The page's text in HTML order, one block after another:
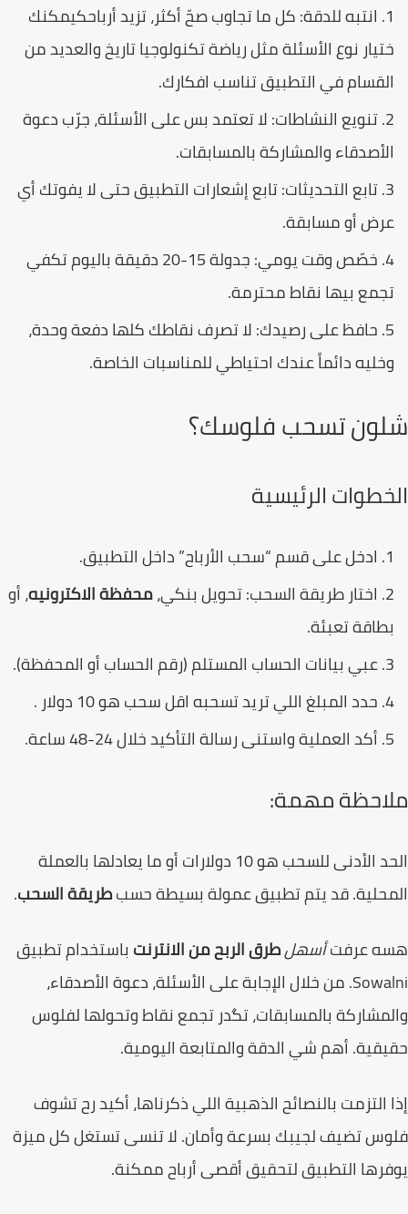
انتبه للدقة:كل ما تجاوب صحّ أكثر، تزيد أرباحكيمكنك
نوع الأسئلة مثل رياضة تكنولوجيا تاريخ والعديد من
في التطبيق تناسب افكارك.
تنويع النشاطات:لا تعتمد بس على الأسئلة، جرّب دعوة
والمشاركة بالمسابقات.
تابع التحديثات:تابع إشعارات التطبيق حتى لا يفوتك أي
أو مسابقة.
خصّص وقت يومي:
جدولة 15-20 دقيقة باليوم تكفي
بيها نقاط محترمة.
حافظ على رصيدك:لا تصرف نقاطك كلها دفعة وحدة،
دائماً عندك احتياطي للمناسبات الخاصة.
تسحب فلوسك؟
الرئيسية
ادخل على قسم “سحب الأرباح” داخل التطبيق.
اختار طريقة السحب: تحويل بنكي،محفظة الاكترونيه، أو
تعبئة.
عبي بيانات الحساب المستلم (رقم الحساب أو المحفظة).
حدد المبلغ اللي تريد تسحبه اقل سحب هو 10 دولار .
أكد العملية واستنى رسالة التأكيد خلال 24-48 ساعة.
مهمة:
الحد الأدنى للسحب هو 10 دولارات أو ما يعادلها بالعملة
قد يتم تطبيق عمولة بسيطة حسبطريقة السحب.
عرفتأسهلطرق الربح من الانترنتباستخدام تطبيق
Sowalni. من خلال الإجابة على الأسئلة، دعوة الأصدقاء،
بالمسابقات، تگدر تجمع نقاط وتحولها لفلوس
أهم شي الدقة والمتابعة اليومية.
التزمت بالنصائح الذهبية اللي ذكرناها، أكيد رح تشوف
تضيف لجيبك بسرعة وأمان. لا تنسى تستغل كل ميزة
التطبيق لتحقيق أقصى أرباح ممكنة.